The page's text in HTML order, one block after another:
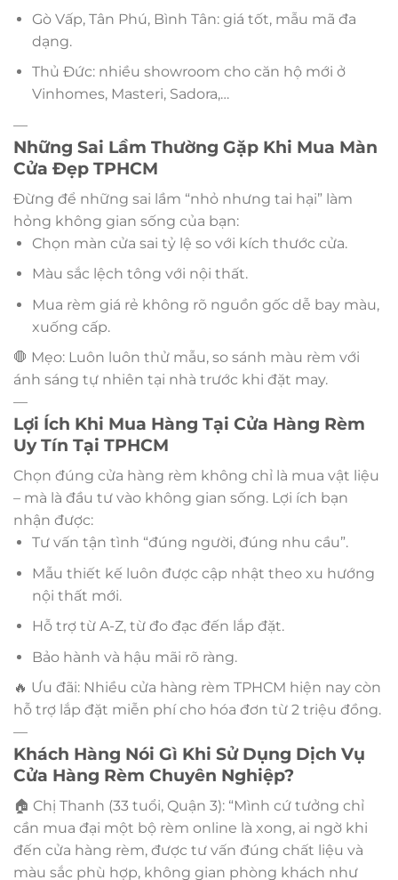
Gò Vấp, Tân Phú, Bình Tân: giá tốt, mẫu mã đa
dạng.
Thủ Đức: nhiều showroom cho căn hộ mới ở
Vinhomes, Masteri, Sadora,…
—
Những Sai Lầm Thường Gặp Khi Mua Màn
Cửa Đẹp TPHCM
Đừng để những sai lầm “nhỏ nhưng tai hại” làm
hỏng không gian sống của bạn:
Chọn màn cửa sai tỷ lệ so với kích thước cửa.
Màu sắc lệch tông với nội thất.
Mua rèm giá rẻ không rõ nguồn gốc dễ bay màu,
xuống cấp.
🛑 Mẹo: Luôn luôn thử mẫu, so sánh màu rèm với
ánh sáng tự nhiên tại nhà trước khi đặt may.
—
Lợi Ích Khi Mua Hàng Tại Cửa Hàng Rèm
Uy Tín Tại TPHCM
Chọn đúng cửa hàng rèm không chỉ là mua vật liệu
– mà là đầu tư vào không gian sống. Lợi ích bạn
nhận được:
Tư vấn tận tình “đúng người, đúng nhu cầu”.
Mẫu thiết kế luôn được cập nhật theo xu hướng
nội thất mới.
Hỗ trợ từ A-Z, từ đo đạc đến lắp đặt.
Bảo hành và hậu mãi rõ ràng.
🔥 Ưu đãi: Nhiều cửa hàng rèm TPHCM hiện nay còn
hỗ trợ lắp đặt miễn phí cho hóa đơn từ 2 triệu đồng.
—
Khách Hàng Nói Gì Khi Sử Dụng Dịch Vụ
Cửa Hàng Rèm Chuyên Nghiệp?
🏠 Chị Thanh (33 tuổi, Quận 3): “Mình cứ tưởng chỉ
cần mua đại một bộ rèm online là xong, ai ngờ khi
đến cửa hàng rèm, được tư vấn đúng chất liệu và
màu sắc phù hợp, không gian phòng khách như